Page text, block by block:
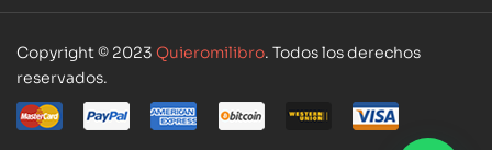
Copyright © 2023 Quieromilibro. Todos los derechos
reservados.